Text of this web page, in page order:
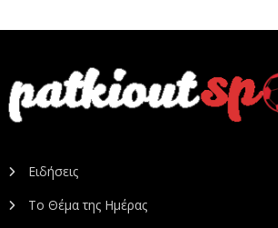
Ειδήσεις
Το Θέμα της Ημέρας